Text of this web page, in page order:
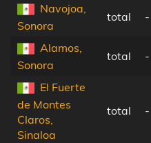
Navojoa,
Sonora
total -
Alamos,
Sonora
total -
El Fuerte
de Montes
Claros,
Sinaloa
total -